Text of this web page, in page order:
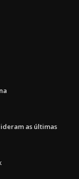
as últimas